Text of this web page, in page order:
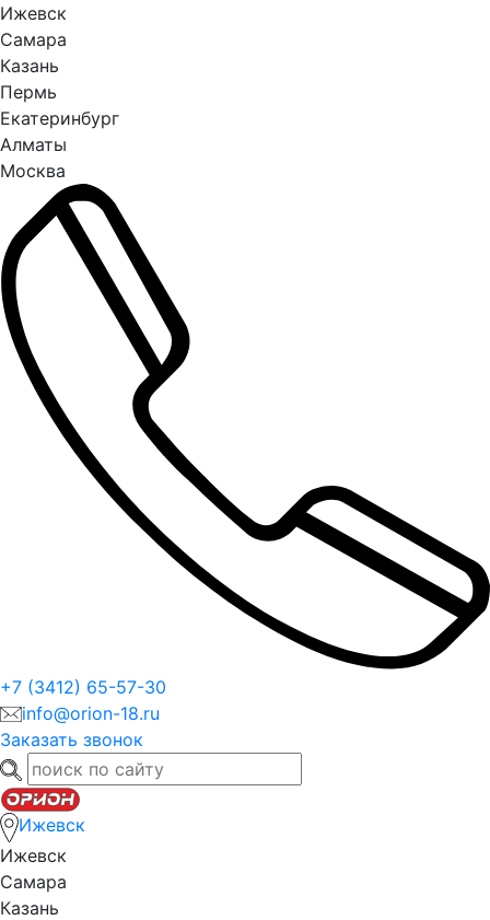
Ижевск
Самара
Казань
Пермь
Екатеринбург
Алматы
Москва
+7 (3412) 65-57-30
info@orion-18.ru
Заказать звонок
Ижевск
Ижевск
Самара
Казань